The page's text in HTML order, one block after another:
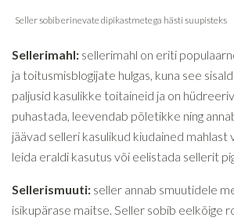
Sellerimahl: sellerimahl on eriti
ja toitusmisblogijate hulgas, kuna see
paljusid kasulikke toitaineid ja on
puhastada, leevendab põletikke ning
jäävad selleri kasulikud kiudained
leida eraldi kasutus või eelistada sellerit
Sellerismuuti: seller annab smuutidele
isikupärase maitse. Seller sobib eelkõige